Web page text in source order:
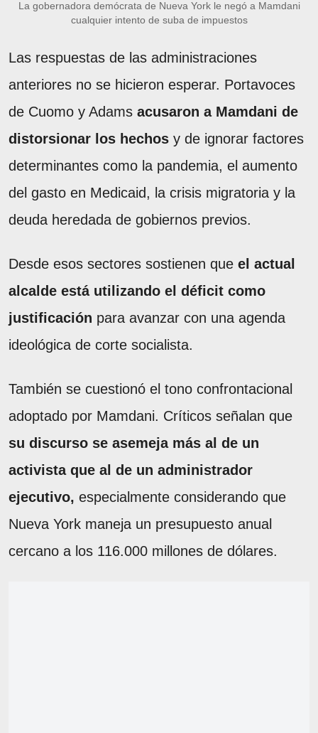
La gobernadora demócrata de Nueva York le negó a Mamdani
cualquier intento de suba de impuestos
Las respuestas de las administraciones
anteriores no se hicieron esperar. Portavoces
de Cuomo y Adams acusaron a Mamdani de
distorsionar los hechos y de ignorar factores
determinantes como la pandemia, el aumento
del gasto en Medicaid, la crisis migratoria y la
deuda heredada de gobiernos previos.
Desde esos sectores sostienen que el actual
alcalde está utilizando el déficit como
justificación para avanzar con una agenda
ideológica de corte socialista.
También se cuestionó el tono confrontacional
adoptado por Mamdani. Críticos señalan que
su discurso se asemeja más al de un
activista que al de un administrador
ejecutivo, especialmente considerando que
Nueva York maneja un presupuesto anual
cercano a los 116.000 millones de dólares.